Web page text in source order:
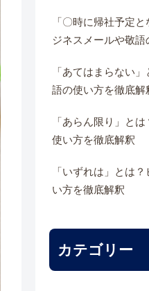
「〇時に帰社予定
ジネスメールや敬
「あてはまらない
語の使い方を徹底解
「あらん限り」と
使い方を徹底解釈
「いずれは」とは
い方を徹底解釈
カテゴリー